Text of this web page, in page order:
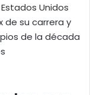
Unidos
de su carrera y
de la década